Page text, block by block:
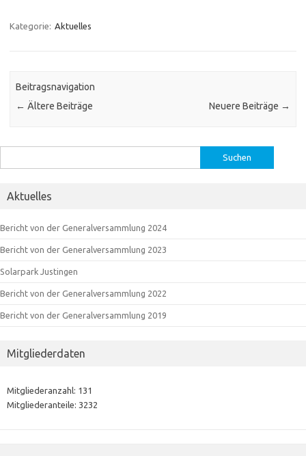
Kategorie: Aktuelles
Beitragsnavigation
← Ältere Beiträge Neuere Beiträge →
nach:
Aktuelles
Bericht von der Generalversammlung 2024
Bericht von der Generalversammlung 2023
Solarpark Justingen
Bericht von der Generalversammlung 2022
Bericht von der Generalversammlung 2019
Mitgliederdaten
Mitgliederanzahl: 131
Mitgliederanteile: 3232